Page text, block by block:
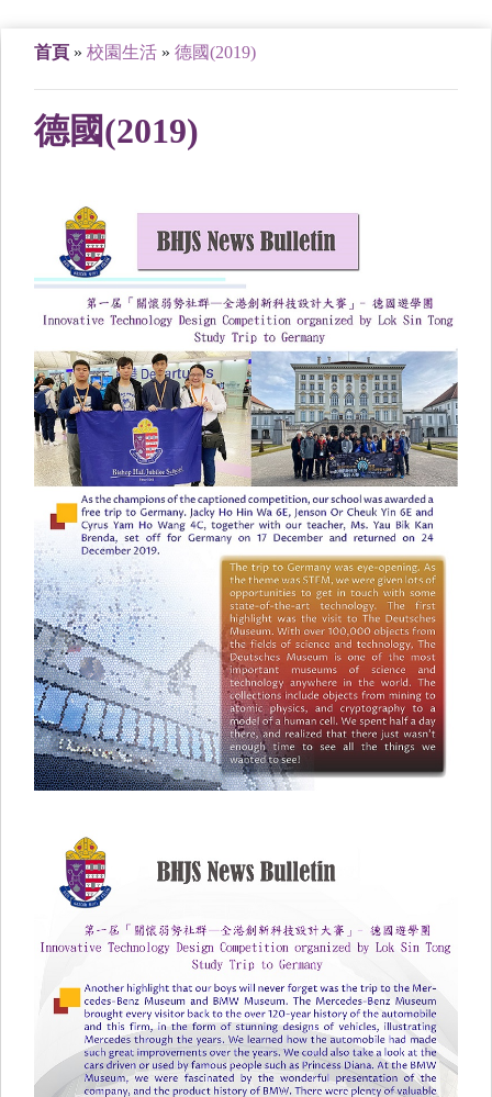
首頁 » 校園生活 » 德國(2019)
德國(2019)